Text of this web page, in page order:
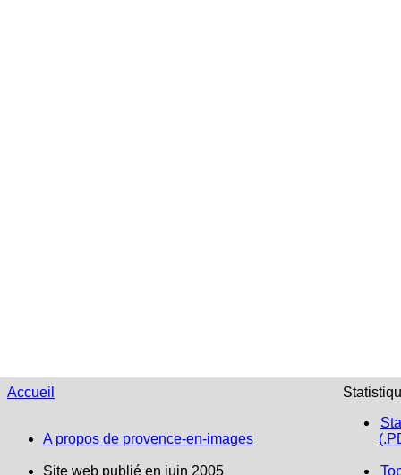
Accueil
A propos de provence-en-images
Site web publié en juin 2005